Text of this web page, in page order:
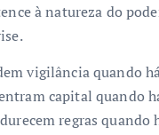
à natureza do
vigilância quando
capital quando
regras quando